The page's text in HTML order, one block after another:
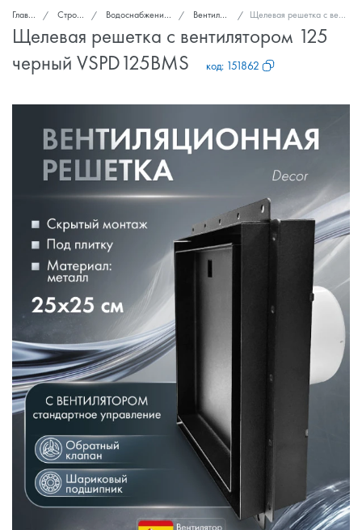
Главная Стройка и ремонт Водоснабжение, канализация, вентиляция Вентиляционные решетки Щелевая решетка с вентилятором 125 черный VSPD125BMS
Щелевая решетка с вентилятором 125
черный VSPD125BMS
код: 151862